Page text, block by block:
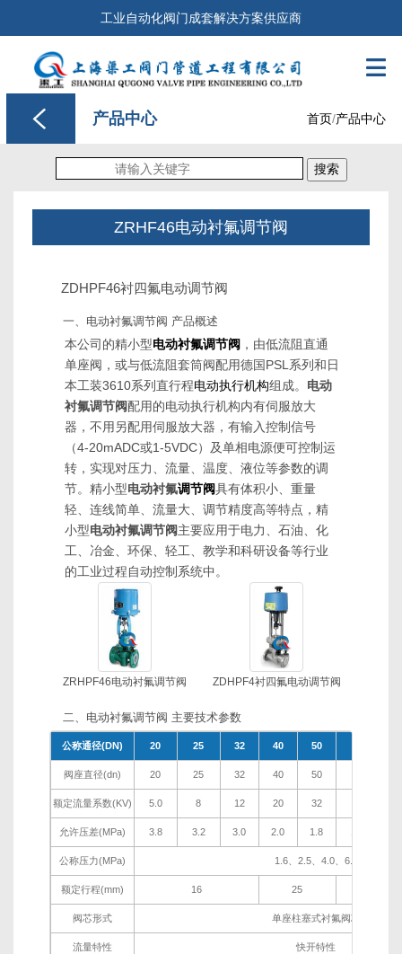
工业自动化阀门成套解决方案供应商

产品中心 首页/产品中心
搜索
ZRHF46电动衬氟调节阀
ZDHPF46衬四氟电动调节阀
一、电动衬氟调节阀 产品概述
本公司的精小型电动衬氟调节阀 ，由低流阻直通
单座阀，或与低流阻套筒阀配用德国PSL系列和日
本工装3610系列直行程电动执行机构组成。 电动
衬氟调节阀配用的电动执行机构内有伺服放大
器，不用另配用伺服放大器，有输入控制信号
（4-20mADC或1-5VDC）及单相电源便可控制运
转，实现对压力、流量、温度、液位等参数的调
节。精小型电动衬氟调节阀具有体积小、重量
轻、连线简单、流量大、调节精度高等特点，精
小型电动衬氟调节阀主要应用于电力、石油、化
工、冶金、环保、轻工、教学和科研设备等行业
的工业过程自动控制系统中。
ZRHPF46电动衬氟调节阀 ZDHPF4衬四氟电动调节阀
二、电动衬氟调节阀 主要技术参数
公称通径(DN) 20 25 32 40 50
阀座直径(dn) 20 25 32 40 50
额定流量系数(KV) 5.0 8 12 20 32
允许压差(MPa) 3.8 3.2 3.0 2.0 1.8
公称压力(MPa) 1.6、2.5、4.0、6.4
额定行程(mm) 16 25
阀芯形式 单座柱塞式衬氟阀芯
流量特性 快开特性